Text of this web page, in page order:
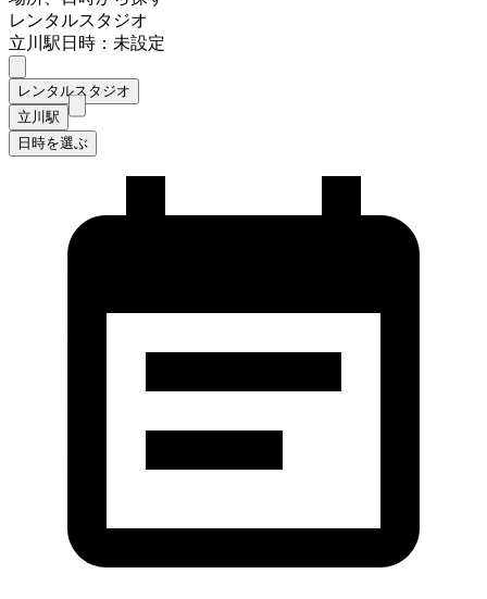
レンタルスタジオ
立川駅日時：未設定
レンタルスタジオ
立川駅
日時を選ぶ